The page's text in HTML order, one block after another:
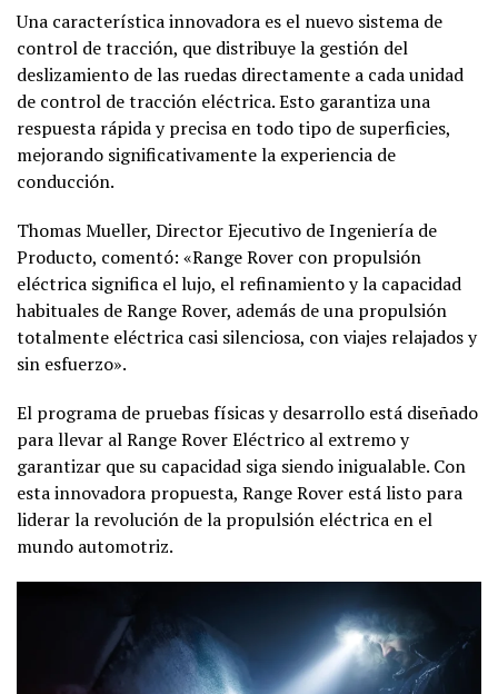
Una característica innovadora es el nuevo sistema de
control de tracción, que distribuye la gestión del
deslizamiento de las ruedas directamente a cada unidad
de control de tracción eléctrica. Esto garantiza una
respuesta rápida y precisa en todo tipo de superficies,
mejorando significativamente la experiencia de
conducción.
Thomas Mueller, Director Ejecutivo de Ingeniería de
Producto, comentó: «Range Rover con propulsión
eléctrica significa el lujo, el refinamiento y la capacidad
habituales de Range Rover, además de una propulsión
totalmente eléctrica casi silenciosa, con viajes relajados y
sin esfuerzo».
El programa de pruebas físicas y desarrollo está diseñado
para llevar al Range Rover Eléctrico al extremo y
garantizar que su capacidad siga siendo inigualable. Con
esta innovadora propuesta, Range Rover está listo para
liderar la revolución de la propulsión eléctrica en el
mundo automotriz.